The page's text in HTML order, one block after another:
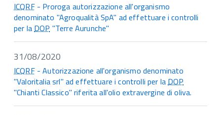
ICQRF- Proroga autorizzazione all'organismo
denominato "Agroqualità SpA" ad effettuare i controlli
per laDOP "Terre Aurunche"
31/08/2020
ICQRF- Autorizzazione all'organismo denominato
"Valoritalia srl" ad effettuare i controlli per laDOP
"Chianti Classico" riferita all'olio extravergine di oliva.